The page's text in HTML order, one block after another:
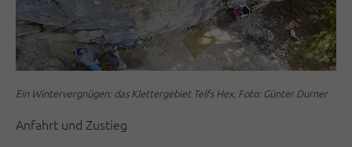
Ein Wintervergnügen: das Klettergebiet Telfs Hex, Foto: Günter Durner
Anfahrt und Zustieg